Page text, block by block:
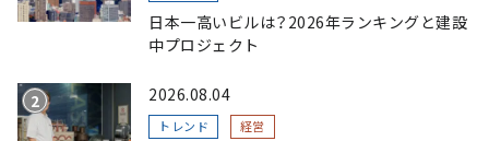
日本一高いビルは？2026年ランキングと建設
中プロジェクト
2026.08.04
トレンド 経営